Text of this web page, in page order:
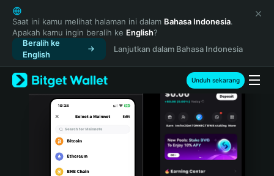
English
日本語
Tiếng Việt
Русский
Español (Latinoamérica)
Türkçe
Italiano
Português (Portugal)
Saat ini kamu melihat halaman ini dalam Bahasa Indonesia.
Apakah kamu ingin beralih ke English?
Beralih ke
English
Lanjutkan dalam Bahasa Indonesia
Unduh sekarang